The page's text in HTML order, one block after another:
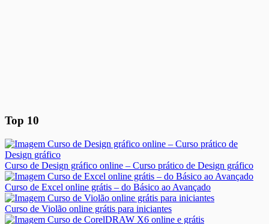
Top 10
Curso de Design gráfico online – Curso prático de Design gráfico
Curso de Excel online grátis – do Básico ao Avançado
Curso de Violão online grátis para iniciantes